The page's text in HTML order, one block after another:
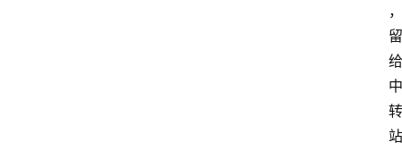
，
留
给
中
转
站